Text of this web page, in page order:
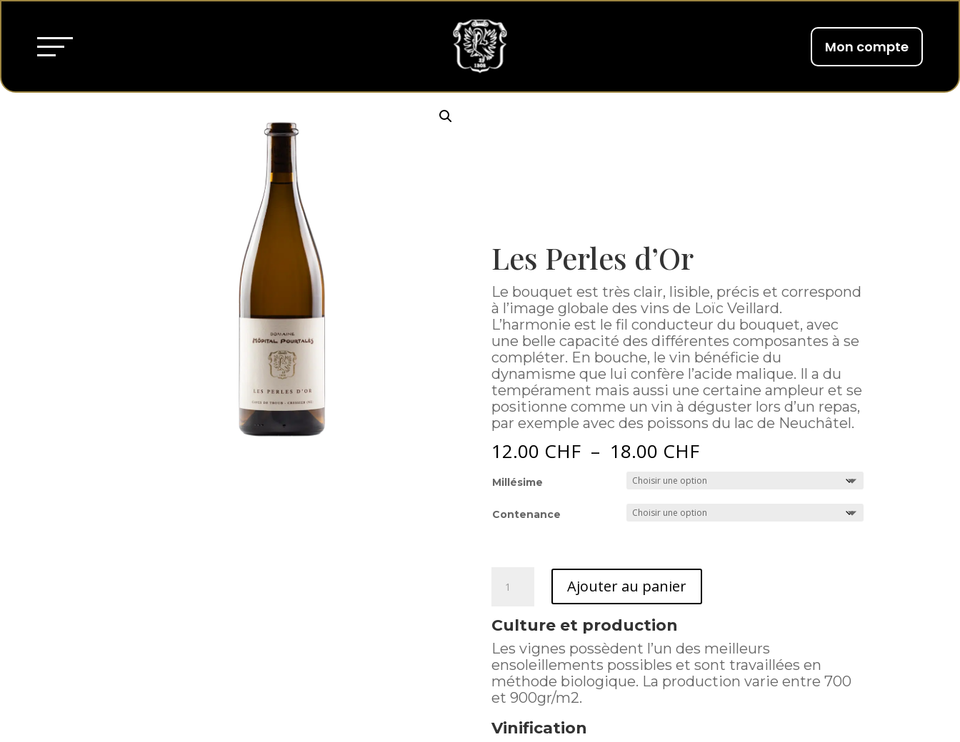
Mon compte
Les Perles d’Or
Le bouquet est très clair, lisible, précis et correspond
à l’image globale des vins de Loïc Veillard.
L’harmonie est le fil conducteur du bouquet, avec
une belle capacité des différentes composantes à se
compléter. En bouche, le vin bénéficie du
dynamisme que lui confère l’acide malique. Il a du
tempérament mais aussi une certaine ampleur et se
positionne comme un vin à déguster lors d’un repas,
par exemple avec des poissons du lac de Neuchâtel.
12.00 CHF – 18.00 CHFPlage
prix :
à
Millésime
Contenance
Perles
Ajouter au panier
Culture et production
Les vignes possèdent l’un des meilleurs
ensoleillements possibles et sont travaillées en
méthode biologique. La production varie entre 700
et 900gr/m2.
Vinification